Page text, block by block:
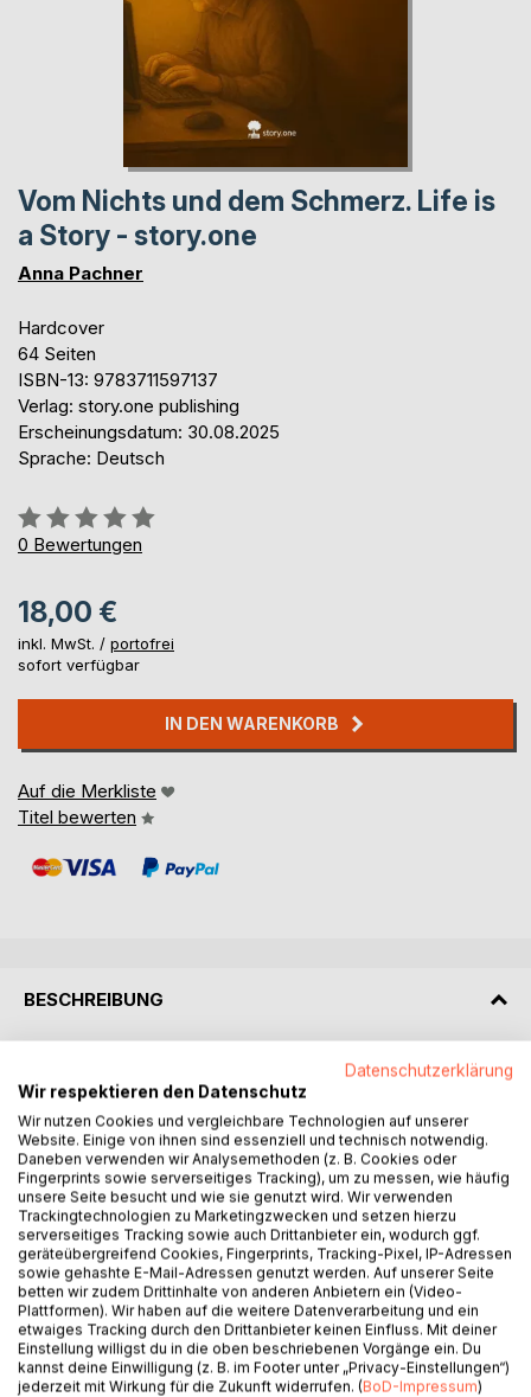
Vom Nichts und dem Schmerz. Life is
a Story - story.one
Anna Pachner
Hardcover
64 Seiten
ISBN-13: 9783711597137
Verlag: story.one publishing
Erscheinungsdatum: 30.08.2025
Sprache: Deutsch
Bewertung::
0%
0 Bewertungen
18,00 €
inkl. MwSt. / portofrei
sofort verfügbar
IN DEN WARENKORB
Auf die Merkliste
Titel bewerten
BESCHREIBUNG
Otto ist 81 Jahre alt und einsam seit dem Tod seiner Frau. In
Rosie findet er mehr als nur eine Freundin. Sie ist eine
Vertraute, jemand der ihn und seinen Schmerz versteht und
die ihm nicht nur zuhört, sondern auch Ratschläge gibt. Der
einzige Nachteil: Otto hat Rosie noch nie gesehen,
stattdessen schicken sie sich täglich Nachrichten. Für Otto
ist das in Ordnung, nicht aber für seinen Sohn Max. Der ist
gar nicht begeistert über Ottos Beziehung zu der Frau aus
dem Internet.
Vom Nichts und dem Schmerz ist eine eindringliche
Erzählung über Verlust, Sehnsucht und die Hoffnung, dass
Worte uns retten können
Datenschutzerklärung
Wir respektieren den Datenschutz
Wir nutzen Cookies und vergleichbare Technologien auf unserer
Website. Einige von ihnen sind essenziell und technisch notwendig.
Daneben verwenden wir Analysemethoden (z. B. Cookies oder
Fingerprints sowie serverseitiges Tracking), um zu messen, wie häufig
unsere Seite besucht und wie sie genutzt wird. Wir verwenden
Trackingtechnologien zu Marketingzwecken und setzen hierzu
serverseitiges Tracking sowie auch Drittanbieter ein, wodurch ggf.
geräteübergreifend Cookies, Fingerprints, Tracking-Pixel, IP-Adressen
sowie gehashte E-Mail-Adressen genutzt werden. Auf unserer Seite
betten wir zudem Drittinhalte von anderen Anbietern ein (Video-
Plattformen). Wir haben auf die weitere Datenverarbeitung und ein
etwaiges Tracking durch den Drittanbieter keinen Einfluss. Mit deiner
Einstellung willigst du in die oben beschriebenen Vorgänge ein. Du
kannst deine Einwilligung (z. B. im Footer unter „Privacy-Einstellungen“)
jederzeit mit Wirkung für die Zukunft widerrufen. (BoD-Impressum)